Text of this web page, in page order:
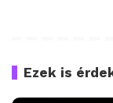
Ezek is